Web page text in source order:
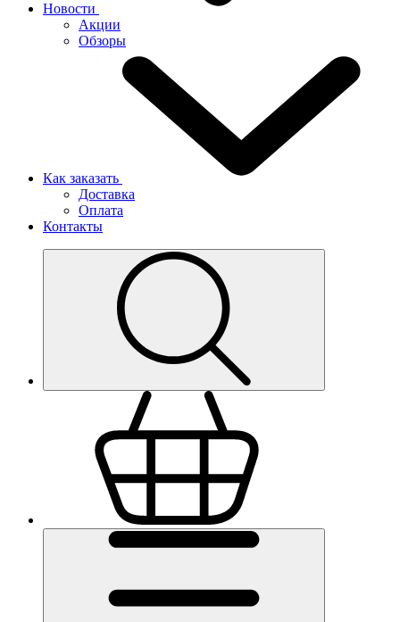
Новости
Акции
Обзоры
Как заказать
Доставка
Оплата
Контакты